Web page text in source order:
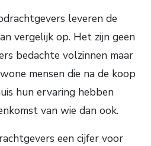
leveren de
vergelijk op. Het zijn geen
bedachte volzinnen maar
mensen die na de koop
hun ervaring hebben
van wie dan ook.
een cijfer voor